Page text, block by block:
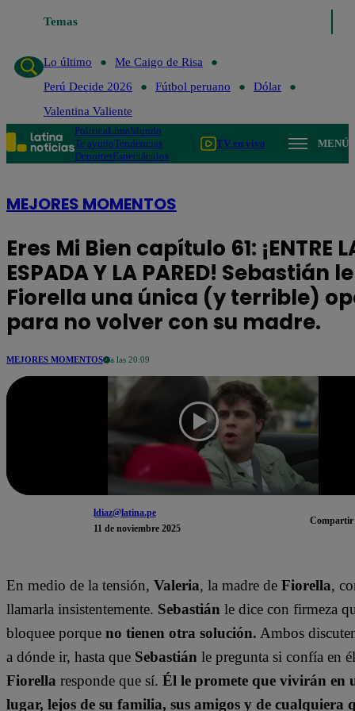
Temas
Lo último
Lo último
Me Caigo de Risa
Perú Decide 2026
Fútbol peruano
Dólar
Valentina Valiente
PolíticaLimaMundo
Te ayudoTendencias
DeportesEspectáculos
TV en vivo MENÚ
MEJORES MOMENTOS
Eres Mi Bien capítulo 61: ¡ENTRE
ESPADA Y LA PARED! Sebastián
Fiorella una única (y terrible)
para no volver con su madre.
MEJORES MOMENTOS a las 20:09
ldiaz@latina.pe
11 de noviembre 2025
Compartir
En medio de la tensión, Valeria, la madre de Fiorella,
llamarla insistentemente. Sebastián le dice con firmeza
bloquee porque no tienen otra solución. Ambos
a dónde ir, hasta que Sebastián le pregunta si confía en
Fiorella responde que sí. Él le promete que vivirán en
lugar, lejos de su familia, sus amigos y de cualquiera